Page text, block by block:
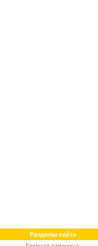
Разделы сайта